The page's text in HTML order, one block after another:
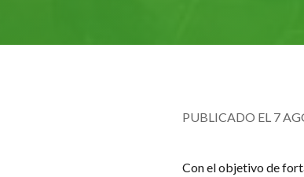
PUBLICADO EL 7
Con el objetivo de